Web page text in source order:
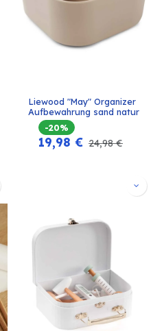
Liewood "May" Organizer
Aufbewahrung sand natur
-20%
19,98 € 24,98€